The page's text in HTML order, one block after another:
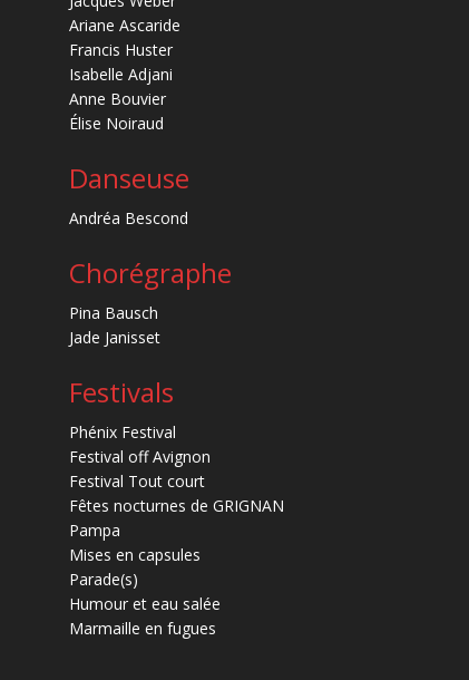
Ariane Ascaride
Francis Huster
Isabelle Adjani
Anne Bouvier
Élise Noiraud
Danseuse
Andréa Bescond
Chorégraphe
Pina Bausch
Jade Janisset
Festivals
Phénix Festival
Festival off Avignon
Festival Tout court
Fêtes nocturnes de GRIGNAN
Pampa
Mises en capsules
Parade(s)
Humour et eau salée
Marmaille en fugues